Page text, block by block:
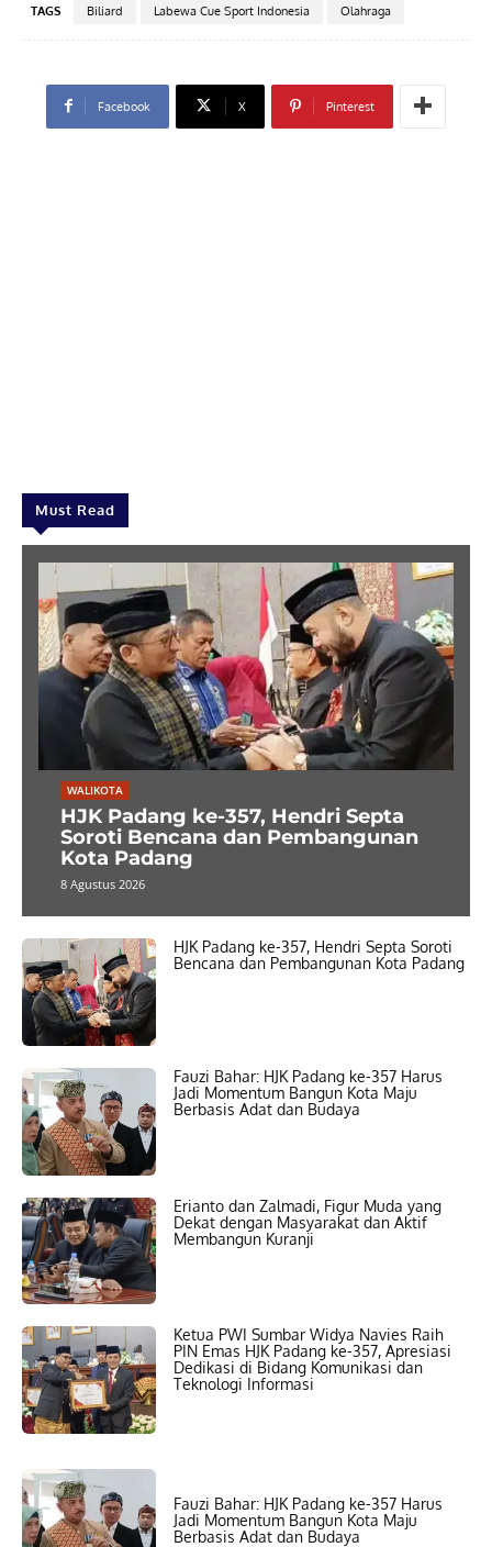
TAGS Biliard Labewa Cue Sport Indonesia Olahraga
Facebook X Pinterest
Must Read
WALIKOTA
HJK Padang ke-357, Hendri Septa
Soroti Bencana dan Pembangunan
Kota Padang
8 Agustus 2026
HJK Padang ke-357, Hendri Septa Soroti
Bencana dan Pembangunan Kota Padang
Fauzi Bahar: HJK Padang ke-357 Harus
Jadi Momentum Bangun Kota Maju
Berbasis Adat dan Budaya
Erianto dan Zalmadi, Figur Muda yang
Dekat dengan Masyarakat dan Aktif
Membangun Kuranji
Ketua PWI Sumbar Widya Navies Raih
PIN Emas HJK Padang ke-357, Apresiasi
Dedikasi di Bidang Komunikasi dan
Teknologi Informasi
Fauzi Bahar: HJK Padang ke-357 Harus
Jadi Momentum Bangun Kota Maju
Berbasis Adat dan Budaya